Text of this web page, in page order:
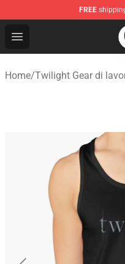
FREE
Open menu
Twilight Store -
Home/Twilight Gear di